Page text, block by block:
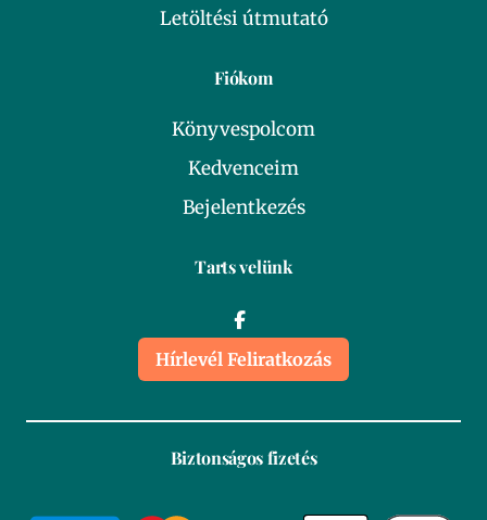
Letöltési útmutató
Fiókom
Könyvespolcom
Kedvenceim
Bejelentkezés
Tarts velünk
Hírlevél Feliratkozás
Biztonságos fizetés